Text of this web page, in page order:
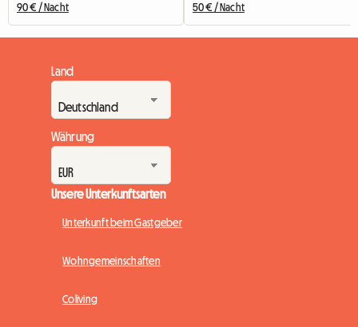
90 € / Nacht 50 € / Nacht
Land
Währung
Unsere Unterkunftsarten
Unterkunft beim Gastgeber
Wohngemeinschaften
Coliving